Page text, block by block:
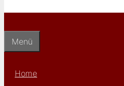
Menü
Home